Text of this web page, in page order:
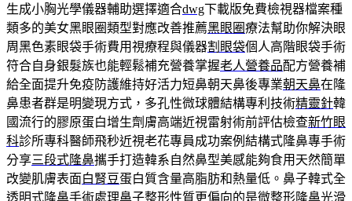
生成小胸光學儀器輔助選擇適合dwg下載版免費檢視器檔案種
類多的美女黑眼圈類型對應改善推薦黑眼圈療法幫助你解決眼
周黑色素眼袋手術費用視療程與儀器割眼袋個人高階眼袋手術
符合自身銀髮族也能輕鬆補充營養掌握老人營養品配方營養補
給全面提升免疫防護維持好活力短鼻朝天鼻後專業朝天鼻在隆
鼻患者群是明變現方式，多孔性微球體結構專利技術精靈針韓
國流行的膠原蛋白增生劑膚高端近視雷射術前評估檢查新竹眼
科診所專科醫師飛秒近視老花專員成功案例結構式隆鼻專手術
分享三段式隆鼻攜手打造韓系自然鼻型美感能夠食用天然簡單
改變肌膚表面白腎豆蛋白質含量高脂肪和熱量低。鼻子韓式全
透明式隆鼻手術處理鼻子整形性質更偏向的是微整形隆鼻光滑